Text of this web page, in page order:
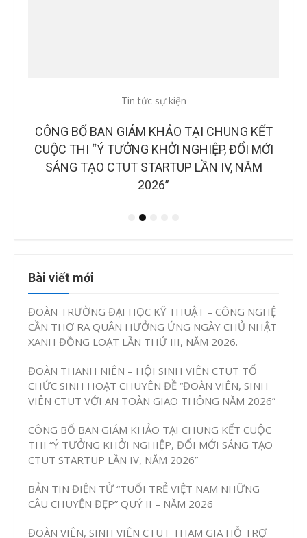
Tin tức sự kiện
CÔNG BỐ BAN GIÁM KHẢO TẠI CHUNG KẾT
CUỘC THI “Ý TƯỞNG KHỞI NGHIỆP, ĐỔI MỚI
SÁNG TẠO CTUT STARTUP LẦN IV, NĂM
2026”
Bài viết mới
ĐOÀN TRƯỜNG ĐẠI HỌC KỸ THUẬT – CÔNG NGHỆ
CẦN THƠ RA QUÂN HƯỞNG ỨNG NGÀY CHỦ NHẬT
XANH ĐỒNG LOẠT LẦN THỨ III, NĂM 2026.
ĐOÀN THANH NIÊN – HỘI SINH VIÊN CTUT TỔ
CHỨC SINH HOẠT CHUYÊN ĐỀ “ĐOÀN VIÊN, SINH
VIÊN CTUT VỚI AN TOÀN GIAO THÔNG NĂM 2026”
CÔNG BỐ BAN GIÁM KHẢO TẠI CHUNG KẾT CUỘC
THI “Ý TƯỞNG KHỞI NGHIỆP, ĐỔI MỚI SÁNG TẠO
CTUT STARTUP LẦN IV, NĂM 2026”
BẢN TIN ĐIỆN TỬ “TUỔI TRẺ VIỆT NAM NHỮNG
CÂU CHUYỆN ĐẸP” QUÝ II – NĂM 2026
ĐOÀN VIÊN, SINH VIÊN CTUT THAM GIA HỖ TRỢ